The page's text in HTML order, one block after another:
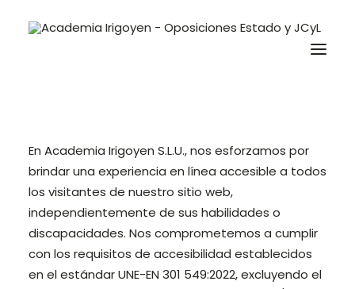
Libros
Trabaja con nosotros
Contacto
Preguntas Frecuentes
DECLARACIÓN DE
En Academia Irigoyen S.L.U., nos esforzamos por
brindar una experiencia en línea accesible a todos
los visitantes de nuestro sitio web,
independientemente de sus habilidades o
discapacidades. Nos comprometemos a cumplir
con los requisitos de accesibilidad establecidos
en el estándar UNE-EN 301 549:2022, excluyendo el